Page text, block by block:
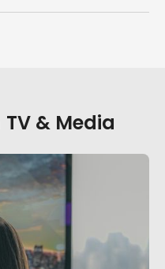
TV & Media